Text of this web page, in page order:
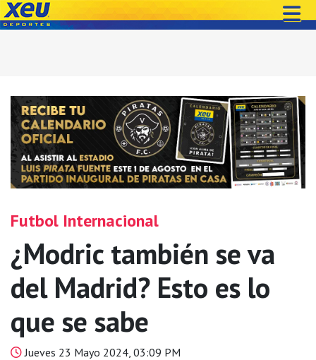
Futbol Internacional
¿Modric también se va
del Madrid? Esto es lo
que se sabe
Jueves 23 Mayo 2024, 03:09 PM